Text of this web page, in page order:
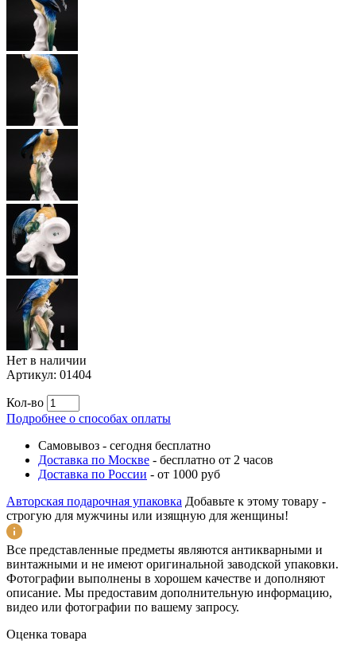
Нет в наличии
Артикул: 01404
Кол-во
Подробнее о способах оплаты
Самовывоз - сегодня бесплатно
Доставка по Москве - бесплатно от 2 часов
Доставка по России - от 1000 руб
Авторская подарочная упаковка Добавьте к этому товару -
строгую для мужчины или изящную для женщины!
Все представленные предметы являются антикварными и
винтажными и не имеют оригинальной заводской упаковки.
Фотографии выполнены в хорошем качестве и дополняют
описание. Мы предоставим дополнительную информацию,
видео или фотографии по вашему запросу.
Оценка товара